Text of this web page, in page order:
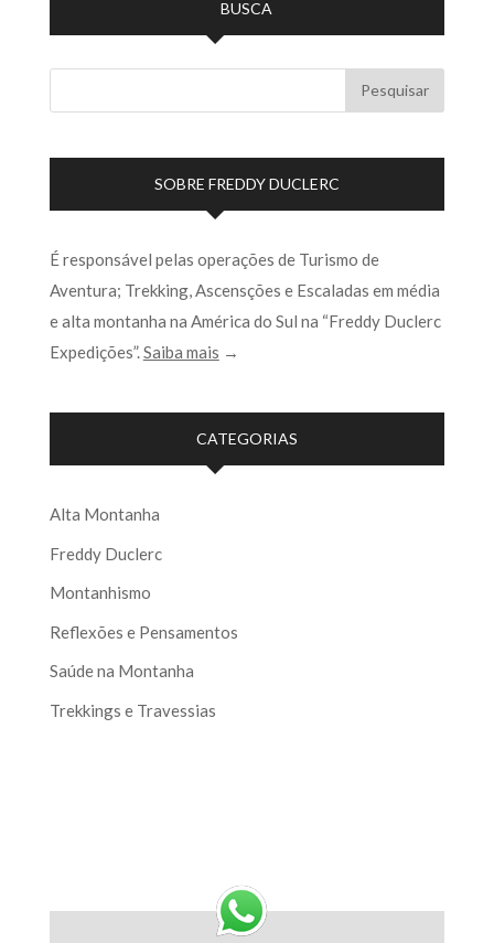
BUSCA
SOBRE FREDDY DUCLERC
É responsável pelas operações de Turismo de
Aventura; Trekking, Ascensções e Escaladas em média
e alta montanha na América do Sul na “Freddy Duclerc
Expedições”.Saiba mais →
CATEGORIAS
Alta Montanha
Freddy Duclerc
Montanhismo
Reflexões e Pensamentos
Saúde na Montanha
Trekkings e Travessias